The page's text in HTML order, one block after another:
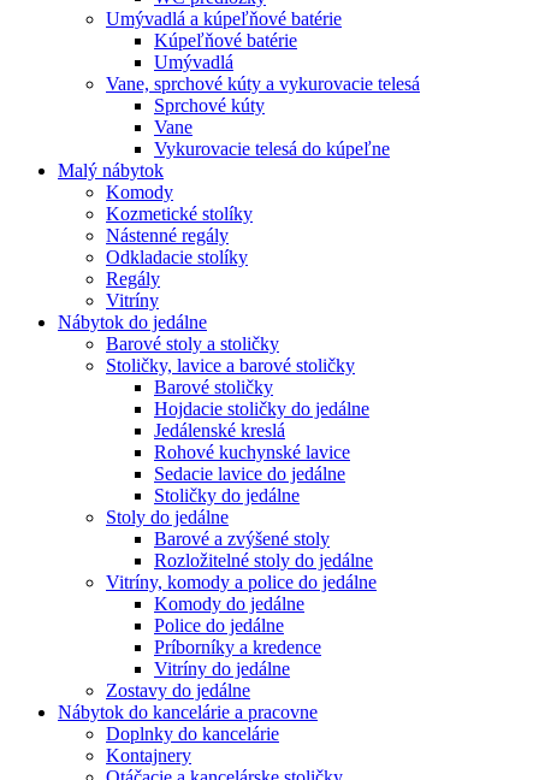
Umývadlá a kúpeľňové batérie
Kúpeľňové batérie
Umývadlá
Vane, sprchové kúty a vykurovacie telesá
Sprchové kúty
Vane
Vykurovacie telesá do kúpeľne
Malý nábytok
Komody
Kozmetické stolíky
Nástenné regály
Odkladacie stolíky
Regály
Vitríny
Nábytok do jedálne
Barové stoly a stoličky
Stoličky, lavice a barové stoličky
Barové stoličky
Hojdacie stoličky do jedálne
Jedálenské kreslá
Rohové kuchynské lavice
Sedacie lavice do jedálne
Stoličky do jedálne
Stoly do jedálne
Barové a zvýšené stoly
Rozložitelné stoly do jedálne
Vitríny, komody a police do jedálne
Komody do jedálne
Police do jedálne
Príborníky a kredence
Vitríny do jedálne
Zostavy do jedálne
Nábytok do kancelárie a pracovne
Doplnky do kancelárie
Kontajnery